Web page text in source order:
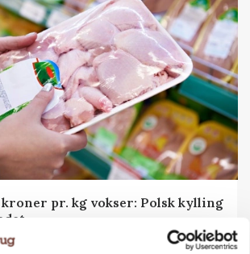
kroner pr. kg vokser: Polsk kylling